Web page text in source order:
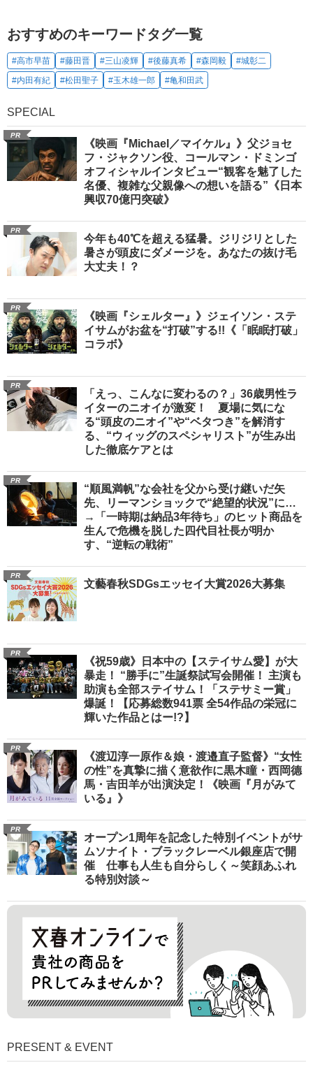
おすすめのキーワードタグ一覧
#高市早苗 #藤田晋 #三山凌輝 #後藤真希 #森岡毅
#城彰二
#内田有紀
#松田聖子 #玉木雄一郎 #亀和田武
SPECIAL
PR
《映画『Michael／マイケル』》父ジョセ
フ・ジャクソン役、コールマン・ドミンゴ
オフィシャルインタビュー“観客を魅了した
名優、複雑な父親像への想いを語る”《日本
興収70億円突破》
PR
今年も40℃を超える猛暑。ジリジリとした
暑さが頭皮にダメージを。あなたの抜け毛
大丈夫！？
PR
《映画『シェルター』》ジェイソン・ステ
イサムがお盆を“打破”する!!《「眠眠打破」
コラボ》
PR
「えっ、こんなに変わるの？」36歳男性ラ
イターのニオイが激変！ 夏場に気にな
る“頭皮のニオイ”や“ベタつき”を解消す
る、“ウィッグのスペシャリスト”が生み出
した徹底ケアとは
PR
“順風満帆”な会社を父から受け継いだ矢
先、リーマンショックで“絶望的状況”に…
→「一時期は納品3年待ち」のヒット商品を
生んで危機を脱した四代目社長が明か
す、“逆転の戦術”
PR
文藝春秋SDGsエッセイ大賞2026大募集
PR
《祝59歳》日本中の【ステイサム愛】が大
暴走！ “勝手に”生誕祭試写会開催！ 主演も
助演も全部ステイサム！「ステサミー賞」
爆誕！【応募総数941票 全54作品の栄冠に
輝いた作品とはー!?】
PR
《渡辺淳一原作＆娘・渡邉直子監督》“女性
の性”を真摯に描く意欲作に黒木瞳・西岡德
馬・吉田羊が出演決定！《映画『月がみて
いる』》
PR
オープン1周年を記念した特別イベントがサ
ムソナイト・ブラックレーベル銀座店で開
催 仕事も人生も自分らしく～笑顔あふれ
る特別対談～
PRESENT & EVENT